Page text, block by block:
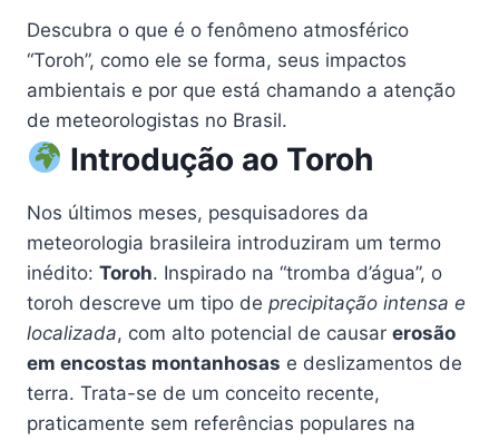
Descubra o que é o fenômeno atmosférico
“Toroh”, como ele se forma, seus impactos
ambientais e por que está chamando a atenção
de meteorologistas no Brasil.
Introdução ao Toroh
Nos últimos meses, pesquisadores da
meteorologia brasileira introduziram um termo
inédito: Toroh. Inspirado na “tromba d’água”, o
toroh descreve um tipo de precipitação intensa e
localizada, com alto potencial de causar erosão
em encostas montanhosas e deslizamentos de
terra. Trata-se de um conceito recente,
praticamente sem referências populares na